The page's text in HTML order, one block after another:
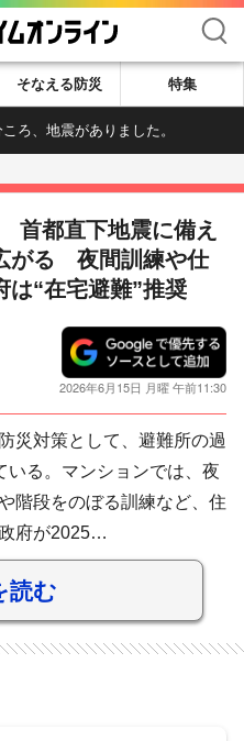
検索
そなえる防災 特集
ろ、地震がありました。
首都直下地震に備え
がる 夜間訓練や仕
“在宅避難”推奨
2026年6月15日 月曜 午前11:30
災対策として、避難所の過
いる。マンションでは、夜
階段をのぼる訓練など、住
府が2025…
読む